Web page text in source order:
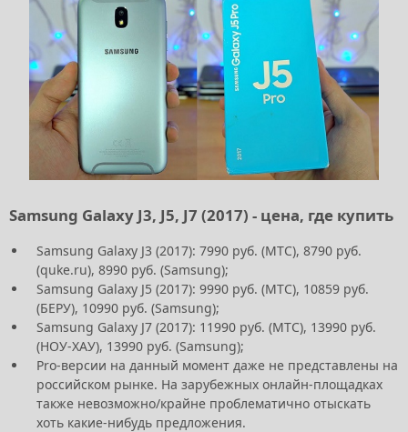
Samsung Galaxy J3, J5, J7 (2017) - цена, где купить
Samsung Galaxy J3 (2017): 7990 руб. (МТС), 8790 руб.
(quke.ru), 8990 руб. (Samsung);
Samsung Galaxy J5 (2017): 9990 руб. (МТС), 10859 руб.
(БЕРУ), 10990 руб. (Samsung);
Samsung Galaxy J7 (2017): 11990 руб. (МТС), 13990 руб.
(НОУ-ХАУ), 13990 руб. (Samsung);
Pro-версии на данный момент даже не представлены на
российском рынке. На зарубежных онлайн-площадках
также невозможно/крайне проблематично отыскать
хоть какие-нибудь предложения.